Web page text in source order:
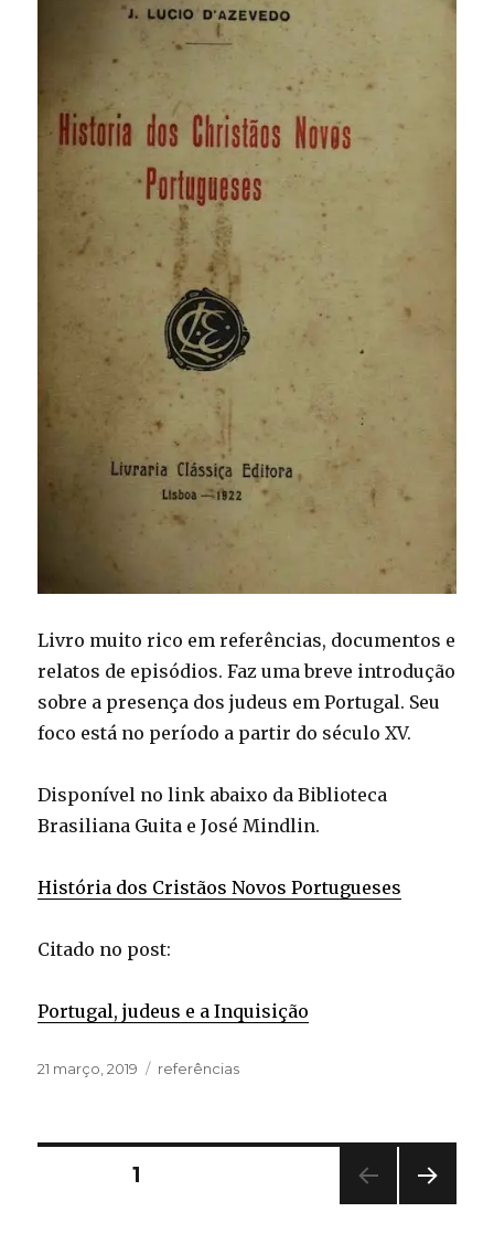
Livro muito rico em referências, documentos e
relatos de episódios. Faz uma breve introdução
sobre a presença dos judeus em Portugal. Seu
foco está no período a partir do século XV.
Disponível no link abaixo da Biblioteca
Brasiliana Guita e José Mindlin.
História dos Cristãos Novos Portugueses
Citado no post:
Portugal, judeus e a Inquisição
Publicado
21 março, 2019 Categorias
referências
Paginação
PÁGINA1